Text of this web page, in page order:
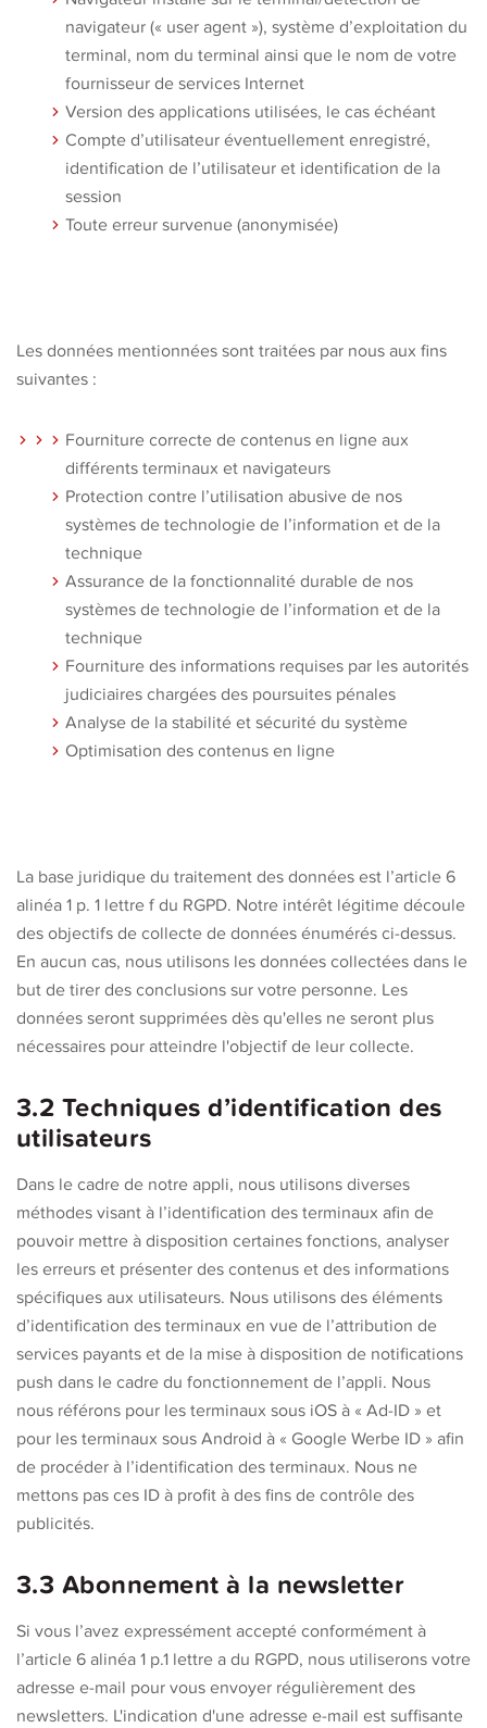
navigateur (« user agent »), système d’exploitation du
terminal, nom du terminal ainsi que le nom de votre
fournisseur de services Internet
Version des applications utilisées, le cas échéant
Compte d’utilisateur éventuellement enregistré,
identification de l’utilisateur et identification de la
session
Toute erreur survenue (anonymisée)
Les données mentionnées sont traitées par nous aux fins
suivantes :
Fourniture correcte de contenus en ligne aux
différents terminaux et navigateurs
Protection contre l’utilisation abusive de nos
systèmes de technologie de l’information et de la
technique
Assurance de la fonctionnalité durable de nos
systèmes de technologie de l’information et de la
technique
Fourniture des informations requises par les autorités
judiciaires chargées des poursuites pénales
Analyse de la stabilité et sécurité du système
Optimisation des contenus en ligne
La base juridique du traitement des données est l’article 6
alinéa 1 p. 1 lettre f du RGPD. Notre intérêt légitime découle
des objectifs de collecte de données énumérés ci-dessus.
En aucun cas, nous utilisons les données collectées dans le
but de tirer des conclusions sur votre personne. Les
données seront supprimées dès qu'elles ne seront plus
nécessaires pour atteindre l'objectif de leur collecte.
3.2 Techniques d’identification des
utilisateurs
Dans le cadre de notre appli, nous utilisons diverses
méthodes visant à l’identification des terminaux afin de
pouvoir mettre à disposition certaines fonctions, analyser
les erreurs et présenter des contenus et des informations
spécifiques aux utilisateurs. Nous utilisons des éléments
d’identification des terminaux en vue de l’attribution de
services payants et de la mise à disposition de notifications
push dans le cadre du fonctionnement de l’appli. Nous
nous référons pour les terminaux sous iOS à « Ad-ID » et
pour les terminaux sous Android à « Google Werbe ID » afin
de procéder à l’identification des terminaux. Nous ne
mettons pas ces ID à profit à des fins de contrôle des
publicités.
3.3 Abonnement à la newsletter
Si vous l’avez expressément accepté conformément à
l’article 6 alinéa 1 p.1 lettre a du RGPD, nous utiliserons votre
adresse e-mail pour vous envoyer régulièrement des
newsletters. L'indication d'une adresse e-mail est suffisante